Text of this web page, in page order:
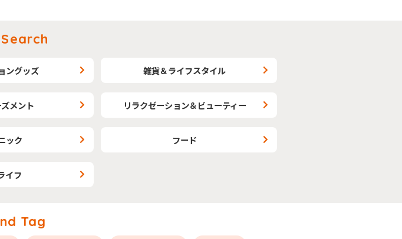
ングッズ 雑貨＆ライフスタイル
メント リラクゼーション＆ビューティー
ック フード
イフ
Tag